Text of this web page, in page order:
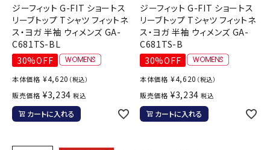
ジーフィット G-FIT ショートス
リーブトップ Tシャツ フィットネ
ス・ヨガ 半袖 ウィメンズ GA-
C681TS-BL
30%OFF
本体価格 ¥4,620 （税込）
販売価格 ¥3,234 税込
カートに入れる
ジーフィット G-FIT ショートス
リーブトップ Tシャツ フィットネ
ス・ヨガ 半袖 ウィメンズ GA-
C681TS-B
30%OFF
本体価格 ¥4,620 （税込）
販売価格 ¥3,234 税込
カートに入れる